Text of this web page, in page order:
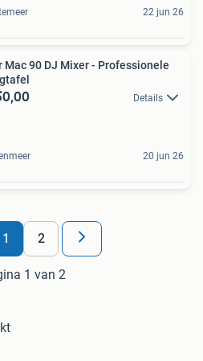
22 jun 26
Mac 90 DJ Mixer - Professionele
Details
20 jun 26
1 2
1 van 2